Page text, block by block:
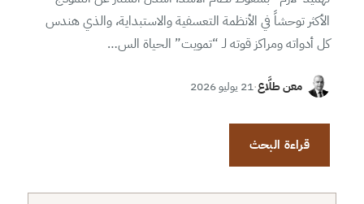
الأكثر توحشاً في الأنظمة التعسفية والاستبداية، والذي هندس
كل أدواته ومراكز قوته لـ “تمويت” الحياة الس…
معن طلَّاع·21 يوليو 2026
قراءة البحث